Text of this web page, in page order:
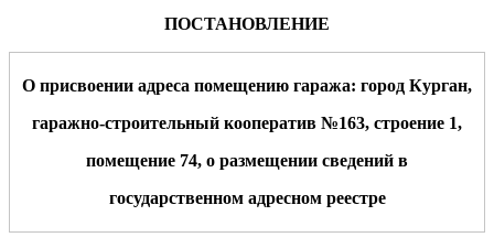
ПОСТАНОВЛЕНИЕ
О присвоении адреса помещению гаража: город Курган,
гаражно-строительный кооператив №163, строение 1,
помещение 74, о размещении сведений в
государственном адресном реестре